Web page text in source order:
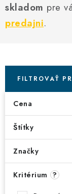
OBUV
HRAČKY DO
PODVODNÉ
TAŠKY A VAKY
CVIČENIE
SAUNOVANIE
skladom pre
predajni.
FILTROVAŤ
Cena
Štítky
Značky
Kritérium ?